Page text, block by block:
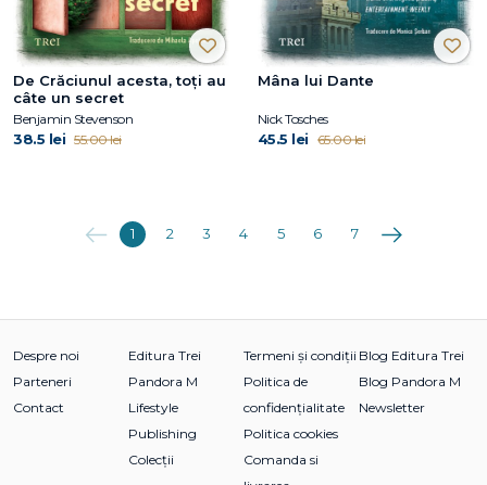
De Crăciunul acesta, toți au
câte un secret
Benjamin Stevenson
38.5 lei 55.00 lei
Mâna lui Dante
Nick Tosches
45.5 lei 65.00 lei
Anterioara
1 2 3 4 5 6 7 Următoarea
Despre noi
Parteneri
Contact
Editura Trei
Pandora M
Lifestyle
Publishing
Colecții
Termeni și condiții
Politica de
confidențialitate
Politica cookies
Comanda si
Blog Editura Trei
Blog Pandora M
Newsletter